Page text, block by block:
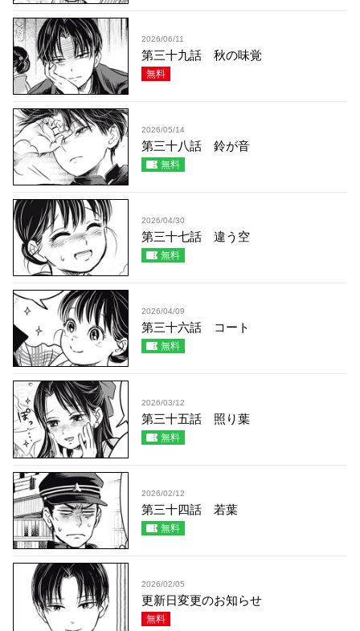
2026/06/11
第三十九話 秋の味覚
無料
2026/05/14
第三十八話 鈴が音
無料
2026/04/30
第三十七話 違う空
無料
2026/04/09
第三十六話 コート
無料
2026/03/12
第三十五話 照り葉
無料
2026/02/12
第三十四話 若葉
無料
2026/02/05
更新日変更のお知らせ
無料